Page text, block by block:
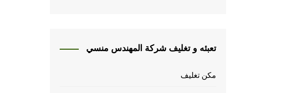
تعبئه و تغليف شركة المهندس منسي
مكن تغليف